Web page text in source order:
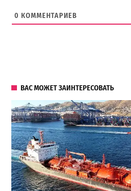
0 КОММЕНТАРИЕВ
ВАС МОЖЕТ ЗАИНТЕРЕСОВАТЬ